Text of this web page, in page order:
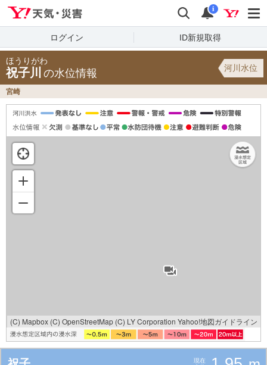
検索 通知
i
ログイン ID新規取得
ほうりがわ
祝子川 の水位情報 河川水位
宮崎
(C) Mapbox (C) OpenStreetMap (C) LY Corporation Yahoo!地図ガイドライン
現在